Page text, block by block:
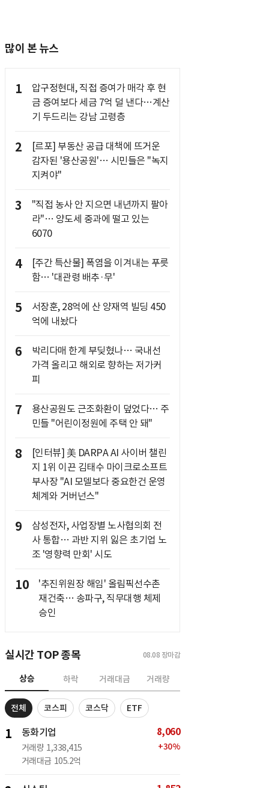
많이 본 뉴스
1
압구정현대, 직접 증여가 매각 후 현
금 증여보다 세금 7억 덜 낸다…계산
기 두드리는 강남 고령층
2
[르포] 부동산 공급 대책에 뜨거운
감자된 '용산공원'… 시민들은 "녹지
지켜야"
3
"직접 농사 안 지으면 내년까지 팔아
라"… 양도세 중과에 떨고 있는
6070
4
[주간 특산물] 폭염을 이겨내는 푸릇
함… '대관령 배추·무'
5
서장훈, 28억에 산 양재역 빌딩 450
억에 내놨다
6
박리다매 한계 부딪혔나… 국내선
가격 올리고 해외로 향하는 저가커
피
7
용산공원도 근조화환이 덮었다… 주
민들 "어린이정원에 주택 안 돼"
8
[인터뷰] 美 DARPA AI 사이버 챌린
지 1위 이끈 김태수 마이크로소프트
부사장 "AI 모델보다 중요한건 운영
체계와 거버넌스"
9
삼성전자, 사업장별 노사협의회 전
사 통합… 과반 지위 잃은 초기업 노
조 '영향력 만회' 시도
10
'추진위원장 해임' 올림픽선수촌
재건축… 송파구, 직무대행 체제
승인
실시간 TOP 종목 08.08 장마감
상승 하락 거래대금 거래량
전체 코스피 코스닥 ETF
1 동화기업
거래량 1,338,415
거래대금 105.2억
8,060
+30%